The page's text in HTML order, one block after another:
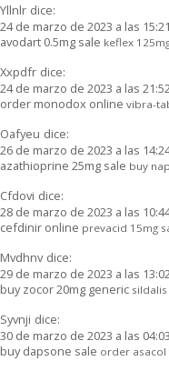
Yllnlr dice:
24 de marzo de 2023 a las 15:21
avodart 0.5mg sale keflex
Xxpdfr dice:
24 de marzo de 2023 a las
order monodox online vibra-
Oafyeu dice:
26 de marzo de 2023 a las
azathioprine 25mg sale buy
Cfdovi dice:
28 de marzo de 2023 a las
cefdinir online prevacid 15mg
Mvdhnv dice:
29 de marzo de 2023 a las
buy zocor 20mg generic
Syvnji dice:
30 de marzo de 2023 a las 04:03
buy dapsone sale order asacol